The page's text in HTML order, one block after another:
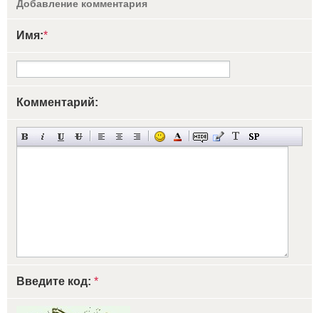
Добавление комментария
Имя:*
Комментарий:
Введите код: *